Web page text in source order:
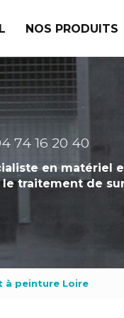
NOS PRODUITS
74 16 20 40
en matériel
le traitement de
à peinture Loire